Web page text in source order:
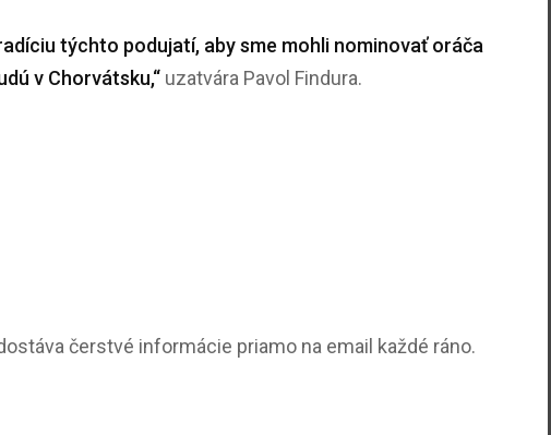
týchto podujatí, aby sme mohli nominovať oráča
v Chorvátsku,“ uzatvára Pavol Findura.
čerstvé informácie priamo na email každé ráno.